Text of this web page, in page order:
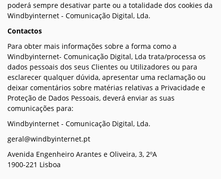
poderá sempre desativar parte ou a totalidade dos cookies da
Windbyinternet - Comunicação Digital, Lda.
Contactos
Para obter mais informações sobre a forma como a
Windbyinternet- Comunicação Digital, Lda trata/processa os
dados pessoais dos seus Clientes ou Utilizadores ou para
esclarecer qualquer dúvida, apresentar uma reclamação ou
deixar comentários sobre matérias relativas a Privacidade e
Proteção de Dados Pessoais, deverá enviar as suas
comunicações para:
Windbyinternet - Comunicação Digital, Lda.
geral@windbyinternet.pt
Avenida Engenheiro Arantes e Oliveira, 3, 2ºA
1900-221 Lisboa